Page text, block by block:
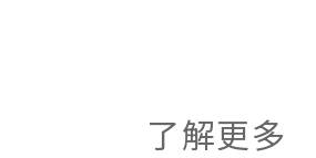
了解更多